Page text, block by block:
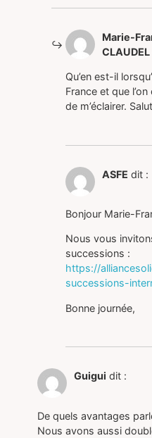
Marie-
CLAUDEL
Qu’en est-il
France et que
de m’éclairer.
ASFE dit :
Bonjour Marie-
Nous vous
successions :
https://
successions-
Bonne journée,
Guigui dit :
De quels avantages
Nous avons aussi